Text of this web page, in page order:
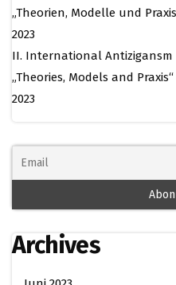
„Theorien, Modelle und
2023
II. International Antizigansm
„Theories, Models and
2023
Archives